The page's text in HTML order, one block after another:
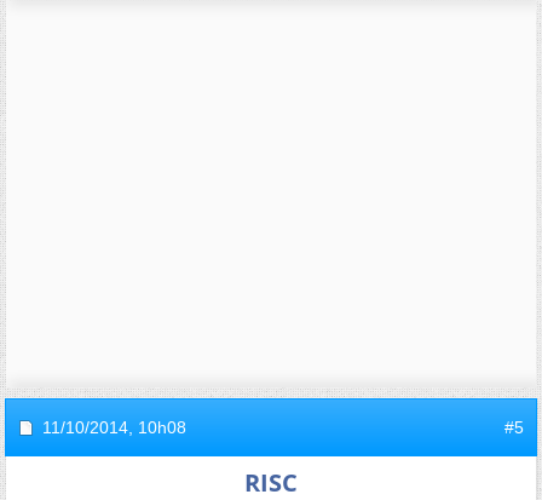
11/10/2014, 10h08 #5
RISC